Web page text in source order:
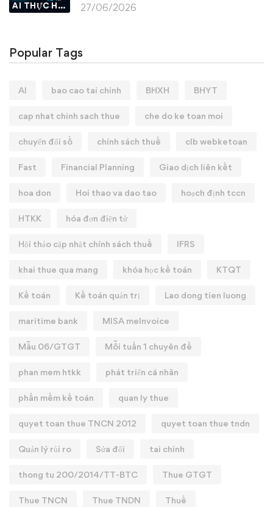
AI THỰC HÀNH 27/06/2026
Popular Tags
AI bao cao tai chinh BHXH BHYT
cap nhat chinh sach thue che do ke toan moi
chuyển đổi số chính sách thuế clb webketoan
Fast Financial Planning Giao dịch liên kết
hoa don Hoi thao va dao tao hoạch định tccn
HTKK hóa đơn điện tử
Hội thảo cập nhật chính sách thuế IFRS
khai thue qua mang khóa học kế toán KTQT
Kế toán Kế toán quản trị Lao dong tien luong
maritime bank MISA meInvoice
Mẫu 06/GTGT Mỗi tuần 1 chuyên đề
phan mem htkk phát triển cá nhân
phần mềm kế toán quan ly thue
quyet toan thue TNCN 2012 quyet toan thue tndn
Quản lý rủi ro Sửa đổi tai chinh
thong tu 200/2014/TT-BTC Thue GTGT
Thue TNCN Thue TNDN Thuế